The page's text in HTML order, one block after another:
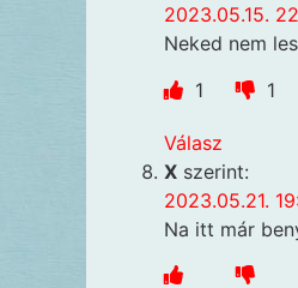
2023.05.15.
Neked nem
1
1
Válasz
X szerint:
2023.05.21.
Na itt már